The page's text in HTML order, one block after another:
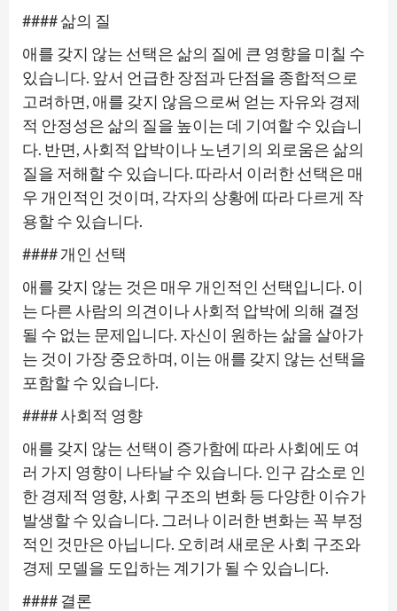
#### 삶의 질
애를 갖지 않는 선택은 삶의 질에 큰 영향을 미칠 수
있습니다. 앞서 언급한 장점과 단점을 종합적으로
고려하면, 애를 갖지 않음으로써 얻는 자유와 경제
적 안정성은 삶의 질을 높이는 데 기여할 수 있습니
다. 반면, 사회적 압박이나 노년기의 외로움은 삶의
질을 저해할 수 있습니다. 따라서 이러한 선택은 매
우 개인적인 것이며, 각자의 상황에 따라 다르게 작
용할 수 있습니다.
#### 개인 선택
애를 갖지 않는 것은 매우 개인적인 선택입니다. 이
는 다른 사람의 의견이나 사회적 압박에 의해 결정
될 수 없는 문제입니다. 자신이 원하는 삶을 살아가
는 것이 가장 중요하며, 이는 애를 갖지 않는 선택을
포함할 수 있습니다.
#### 사회적 영향
애를 갖지 않는 선택이 증가함에 따라 사회에도 여
러 가지 영향이 나타날 수 있습니다. 인구 감소로 인
한 경제적 영향, 사회 구조의 변화 등 다양한 이슈가
발생할 수 있습니다. 그러나 이러한 변화는 꼭 부정
적인 것만은 아닙니다. 오히려 새로운 사회 구조와
경제 모델을 도입하는 계기가 될 수 있습니다.
#### 결론